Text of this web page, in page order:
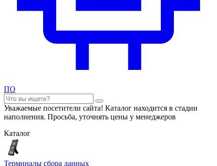
ПО
Уважаемые посетители сайта! Каталог находится в стадии
наполнения. Просьба, уточнять цены у менеджеров
Каталог
Терминалы сбора данных